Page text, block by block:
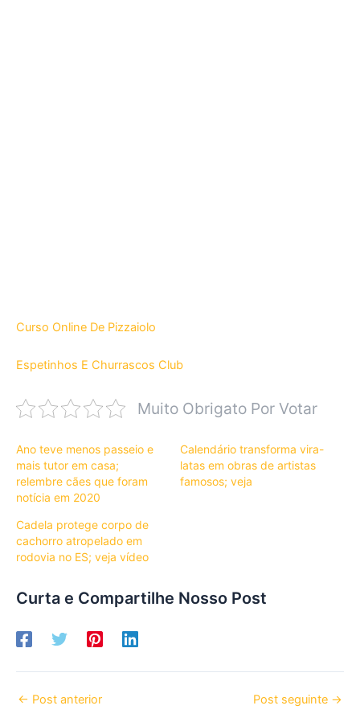
Curso Online De Pizzaiolo
Espetinhos E Churrascos Club
Muito Obrigato Por Votar
Ano teve menos passeio e
mais tutor em casa;
relembre cães que foram
notícia em 2020
Calendário transforma vira-
latas em obras de artistas
famosos; veja
Cadela protege corpo de
cachorro atropelado em
rodovia no ES; veja vídeo
Curta e Compartilhe Nosso Post
← Post anterior Post seguinte →